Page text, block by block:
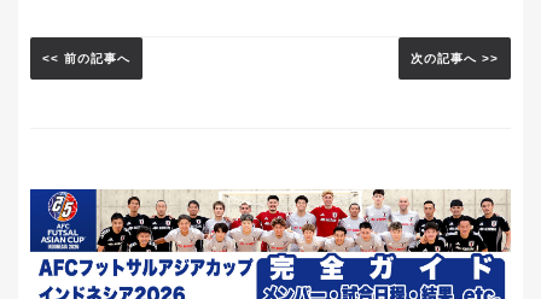
<< 前の記事へ 次の記事へ >>